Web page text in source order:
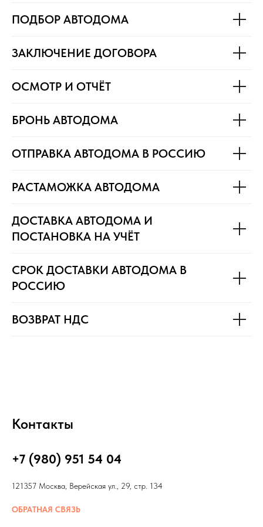
ПОДБОР АВТОДОМА
ЗАКЛЮЧЕНИЕ ДОГОВОРА
ОСМОТР И ОТЧЁТ
БРОНЬ АВТОДОМА
ОТПРАВКА АВТОДОМА В РОССИЮ
РАСТАМОЖКА АВТОДОМА
ДОСТАВКА АВТОДОМА И
ПОСТАНОВКА НА УЧЁТ
СРОК ДОСТАВКИ АВТОДОМА В
РОССИЮ
ВОЗВРАТ НДС
Контакты
+7 (980) 951 54 04
121357 Москва, Верейская ул., 29, стр. 134
ОБРАТНАЯ СВЯЗЬ